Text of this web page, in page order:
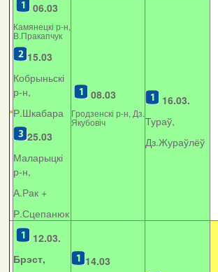
06.03
Камянецкі р-н,
В.Пракапчук
15.03
Кобрыньскі
р-н,
Р.Шкабара
25.03
Маларыцкі
р-н,
А.Рак +
Р.Сцепанюк
08.03
Гродзенскі р-н, Дз.
Якубовіч
16.03.
Тураў,
Дз.Жураўлёў
12.03.
Брэст,
14.03